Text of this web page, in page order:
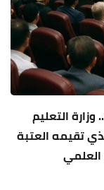
التعليم
تقيمه العتبة